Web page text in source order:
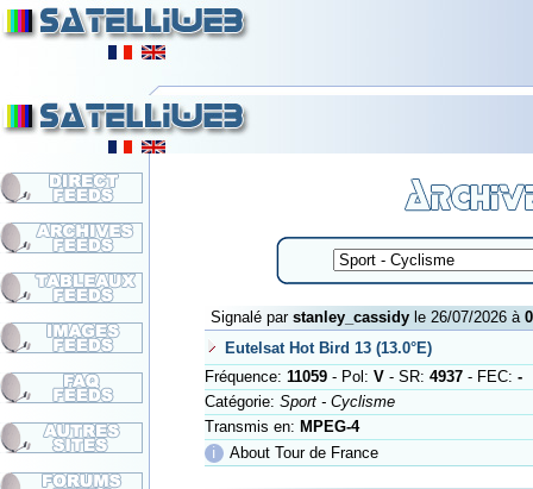
Signalé par stanley_cassidyle 26/07/2026 à
Eutelsat Hot Bird 13 (13.0°E)
Fréquence: 11059- Pol: V- SR: 4937- FEC: -
Catégorie: Sport - Cyclisme
Transmis en: MPEG-4
ℹ
About Tour de France